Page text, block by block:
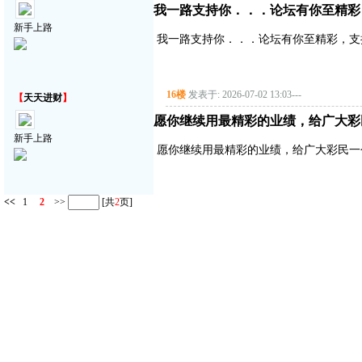
新手上路
我一路支持你．．．论坛有你至精
我一路支持你．．．论坛有你至精彩，
【天天进财】
新手上路
16楼 发表于: 2026-07-02 13:03---
愿你继续用最精彩的业绩，给广大
愿你继续用最精彩的业绩，给广大彩民
<< 1 2 >> [共2页]